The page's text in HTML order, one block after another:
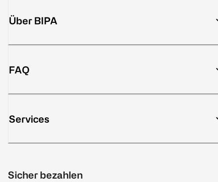
Über BIPA
FAQ
Services
Sicher bezahlen